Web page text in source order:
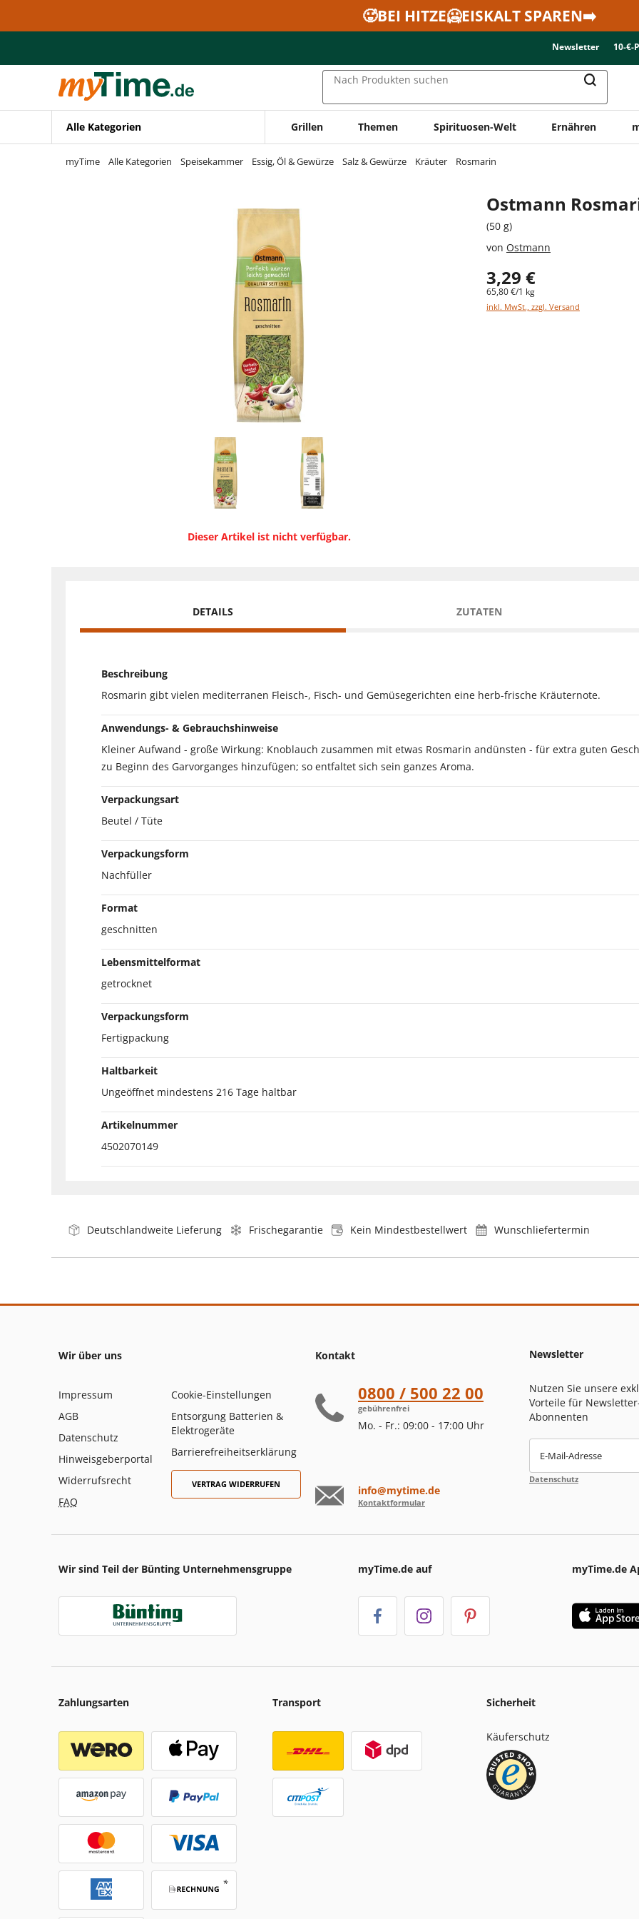
Zur Navigation springen
🥵BEI HITZE🥶EISKALT SPAREN➡️
Newsletter 10-€-
Nach Produkten suchen
Alle Kategorien Grillen Themen Spirituosen-Welt Ernähren
myTime Alle Kategorien Speisekammer Essig, Öl & Gewürze Salz & Gewürze Kräuter Rosmarin
Dieser Artikel ist nicht verfügbar.
Ostmann
(50 g)
von Ostmann
3,29 €
65,80 €/1 kg
inkl. MwSt., zzgl. Versand
DETAILS ZUTATEN
Beschreibung
Rosmarin gibt vielen mediterranen Fleisch-, Fisch- und Gemüsegerichten eine herb-frische Kräuternote.
Anwendungs- & Gebrauchshinweise
Kleiner Aufwand - große Wirkung: Knoblauch zusammen mit etwas Rosmarin andünsten - für extra guten
zu Beginn des Garvorganges hinzufügen; so entfaltet sich sein ganzes Aroma.
Verpackungsart
Beutel / Tüte
Verpackungsform
Nachfüller
Format
geschnitten
Lebensmittelformat
getrocknet
Verpackungsform
Fertigpackung
Haltbarkeit
Ungeöffnet mindestens 216 Tage haltbar
Artikelnummer
4502070149
Deutschlandweite Lieferung Frischegarantie Kein Mindestbestellwert Wunschliefertermin
Wir über uns
Impressum
AGB
Datenschutz
Hinweisgeberportal
Widerrufsrecht
FAQ
Cookie-Einstellungen
Entsorgung Batterien &
Elektrogeräte
Barrierefreiheitserklärung
VERTRAG WIDERRUFEN
Kontakt
0800 / 500 22 00
gebührenfrei
Mo. - Fr.: 09:00 - 17:00 Uhr
info@mytime.de
Kontaktformular
Newsletter
Nutzen Sie unsere
Vorteile für
Abonnenten
E-Mail-Adresse
Datenschutz
Wir sind Teil der Bünting Unternehmensgruppe myTime.de auf myTime.de
Zahlungsarten Transport Sicherheit
Käuferschutz